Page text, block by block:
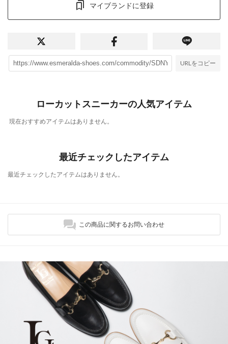
マイブランドに登録
URLをコピー
ローカットスニーカーの人気アイテム
現在おすすめアイテムはありません。
最近チェックしたアイテム
最近チェックしたアイテムはありません。
この商品に関するお問い合わせ